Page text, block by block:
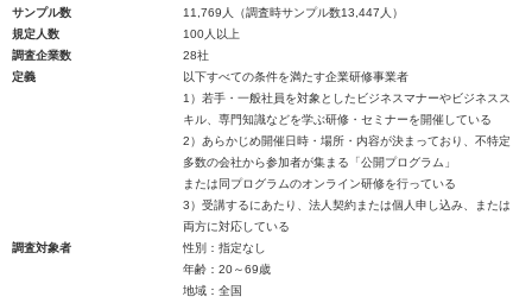
サンプル数
11,769人（調査時サンプル数13,447人）
規定人数
100人以上
調査企業数
28社
定義
以下すべての条件を満たす企業研修事業者
1）若手・一般社員を対象としたビジネスマナーやビジネスス
キル、専門知識などを学ぶ研修・セミナーを開催している
2）あらかじめ開催日時・場所・内容が決まっており、不特定
多数の会社から参加者が集まる「公開プログラム」
または同プログラムのオンライン研修を行っている
3）受講するにあたり、法人契約または個人申し込み、または
両方に対応している
調査対象者
性別：指定なし
年齢：20～69歳
地域：全国